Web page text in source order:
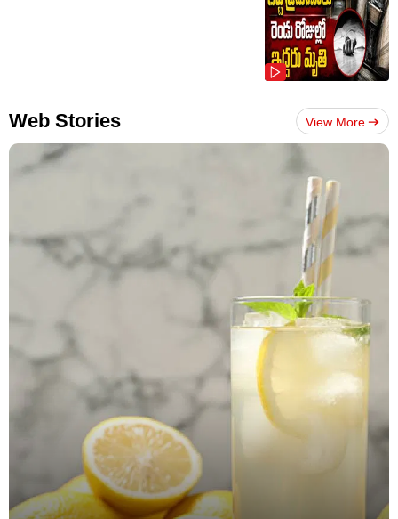
Web Stories View More